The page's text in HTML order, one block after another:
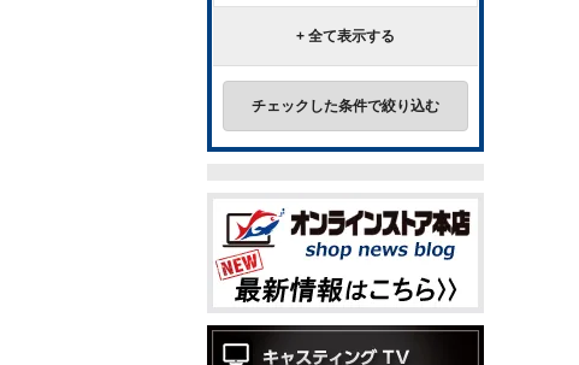
+ 全て表示する
チェックした条件で絞り込む